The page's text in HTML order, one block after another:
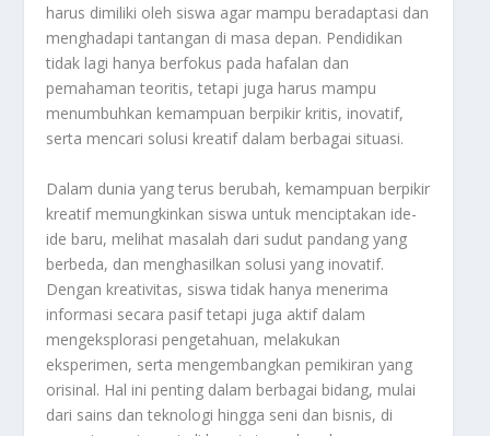
harus dimiliki oleh siswa agar mampu beradaptasi dan
menghadapi tantangan di masa depan. Pendidikan
tidak lagi hanya berfokus pada hafalan dan
pemahaman teoritis, tetapi juga harus mampu
menumbuhkan kemampuan berpikir kritis, inovatif,
serta mencari solusi kreatif dalam berbagai situasi.
Dalam dunia yang terus berubah, kemampuan berpikir
kreatif memungkinkan siswa untuk menciptakan ide-
ide baru, melihat masalah dari sudut pandang yang
berbeda, dan menghasilkan solusi yang inovatif.
Dengan kreativitas, siswa tidak hanya menerima
informasi secara pasif tetapi juga aktif dalam
mengeksplorasi pengetahuan, melakukan
eksperimen, serta mengembangkan pemikiran yang
orisinal. Hal ini penting dalam berbagai bidang, mulai
dari sains dan teknologi hingga seni dan bisnis, di